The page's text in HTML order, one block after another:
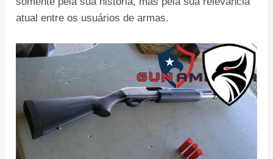
atual entre os usuários de armas.